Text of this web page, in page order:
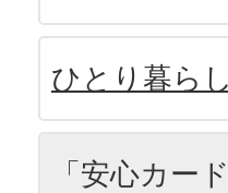
ひとり暮ら
「安心カー